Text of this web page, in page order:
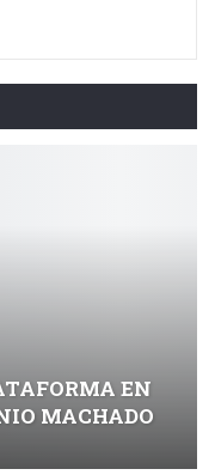
EN
MACHADO